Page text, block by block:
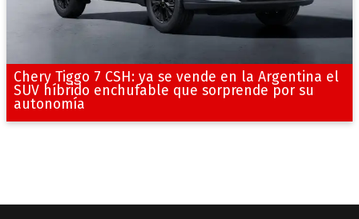
Chery Tiggo 7 CSH: ya se vende en la Argentina el
SUV híbrido enchufable que sorprende por su
autonomía